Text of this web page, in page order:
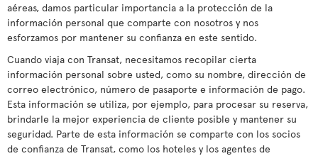
aéreas, damos particular importancia a la protección de la
información personal que comparte con nosotros y nos
esforzamos por mantener su confianza en este sentido.
Cuando viaja con Transat, necesitamos recopilar cierta
información personal sobre usted, como su nombre, dirección de
correo electrónico, número de pasaporte e información de pago.
Esta información se utiliza, por ejemplo, para procesar su reserva,
brindarle la mejor experiencia de cliente posible y mantener su
seguridad. Parte de esta información se comparte con los socios
de confianza de Transat, como los hoteles y los agentes de